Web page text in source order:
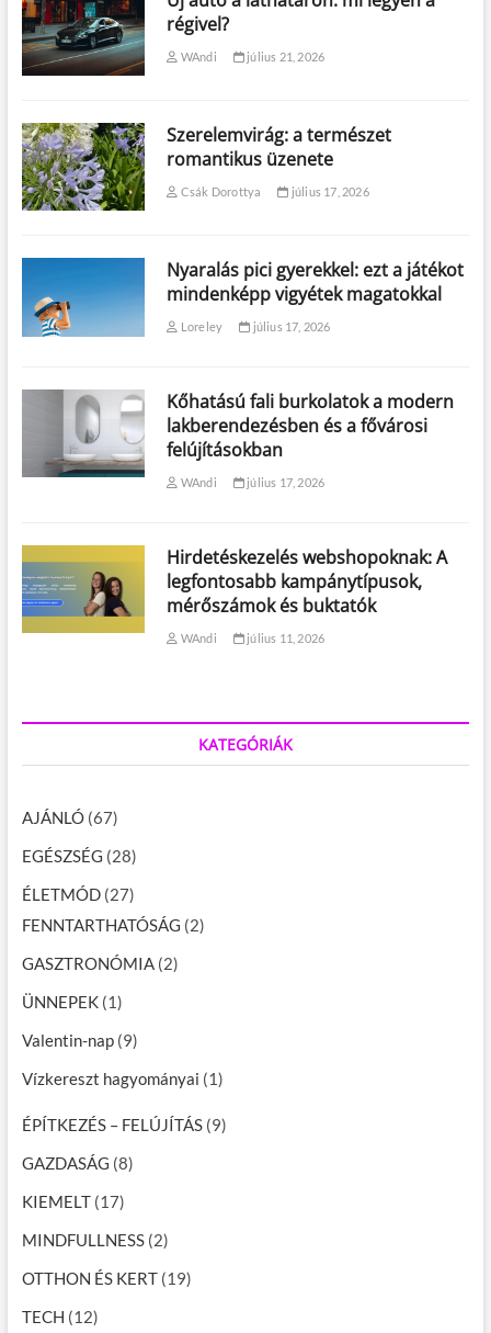
régivel?
WAndi július 21, 2026
Szerelemvirág: a természet
romantikus üzenete
Csák Dorottya július 17, 2026
Nyaralás pici gyerekkel: ezt a játékot
mindenképp vigyétek magatokkal
Loreley július 17, 2026
Kőhatású fali burkolatok a modern
lakberendezésben és a fővárosi
felújításokban
WAndi július 17, 2026
Hirdetéskezelés webshopoknak: A
legfontosabb kampánytípusok,
mérőszámok és buktatók
WAndi július 11, 2026
KATEGÓRIÁK
AJÁNLÓ(67)
EGÉSZSÉG (28)
ÉLETMÓD(27)
FENNTARTHATÓSÁG (2)
GASZTRONÓMIA(2)
ÜNNEPEK(1)
Valentin-nap(9)
Vízkereszt hagyományai (1)
ÉPÍTKEZÉS – FELÚJÍTÁS(9)
GAZDASÁG (8)
KIEMELT(17)
MINDFULLNESS(2)
OTTHON ÉS KERT(19)
TECH (12)